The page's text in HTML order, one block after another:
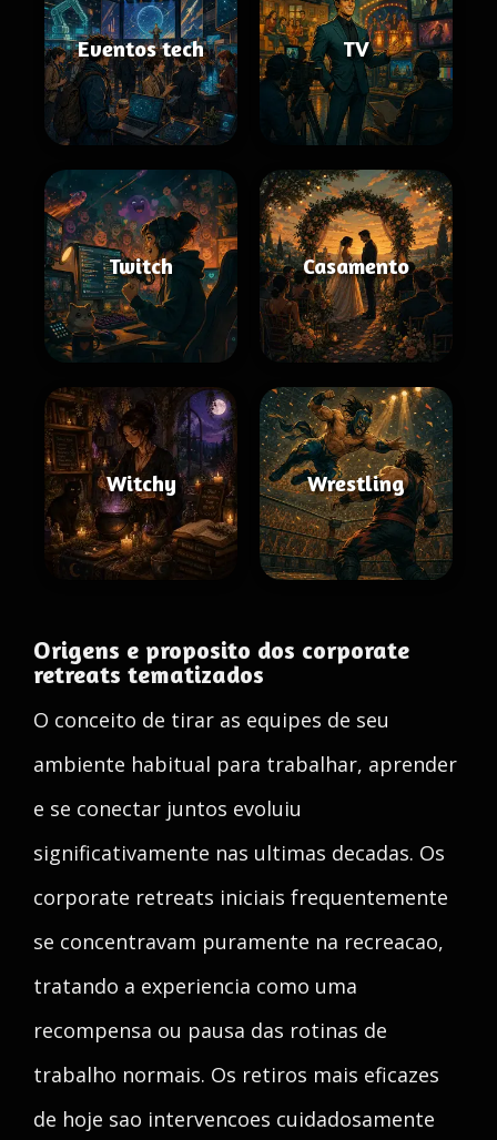
Eventos tech TV
Twitch Casamento
Witchy Wrestling
Origens e proposito dos corporate
retreats tematizados
O conceito de tirar as equipes de seu
ambiente habitual para trabalhar, aprender
e se conectar juntos evoluiu
significativamente nas ultimas decadas. Os
corporate retreats iniciais frequentemente
se concentravam puramente na recreacao,
tratando a experiencia como uma
recompensa ou pausa das rotinas de
trabalho normais. Os retiros mais eficazes
de hoje sao intervencoes cuidadosamente